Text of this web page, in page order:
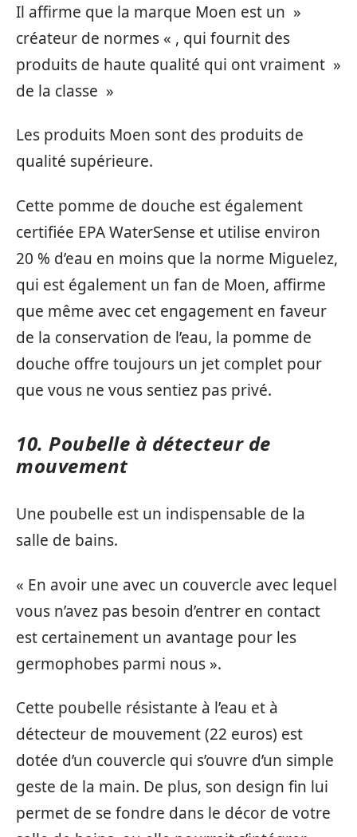
Il affirme que la marque Moen est un »
créateur de normes « , qui fournit des
produits de haute qualité qui ont vraiment »
de la classe »
Les produits Moen sont des produits de
qualité supérieure.
Cette pomme de douche est également
certifiée EPA WaterSense et utilise environ
20 % d’eau en moins que la norme Miguelez,
qui est également un fan de Moen, affirme
que même avec cet engagement en faveur
de la conservation de l’eau, la pomme de
douche offre toujours un jet complet pour
que vous ne vous sentiez pas privé.
10. Poubelle à détecteur de
mouvement
Une poubelle est un indispensable de la
salle de bains.
« En avoir une avec un couvercle avec lequel
vous n’avez pas besoin d’entrer en contact
est certainement un avantage pour les
germophobes parmi nous ».
Cette poubelle résistante à l’eau et à
détecteur de mouvement (22 euros) est
dotée d’un couvercle qui s’ouvre d’un simple
geste de la main. De plus, son design fin lui
permet de se fondre dans le décor de votre